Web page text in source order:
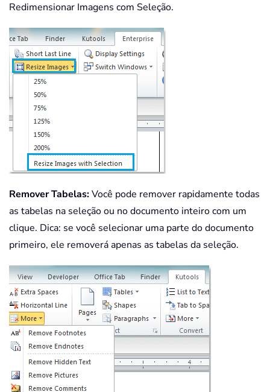
Redimensionar Imagens com Seleção.
Remover Tabelas:Você pode remover rapidamente todas
as tabelas na seleção ou no documento inteiro com um
clique. Dica: se você selecionar uma parte do documento
primeiro, ele removerá apenas as tabelas da seleção.